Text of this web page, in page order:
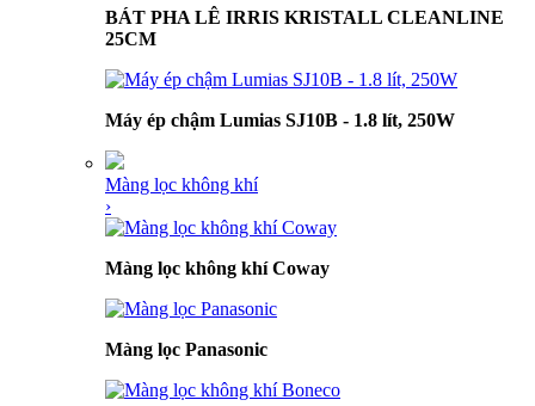
BÁT PHA LÊ IRRIS KRISTALL CLEANLINE
25CM
Máy ép chậm Lumias SJ10B - 1.8 lít, 250W
Màng lọc không khí
›
Màng lọc không khí Coway
Màng lọc Panasonic